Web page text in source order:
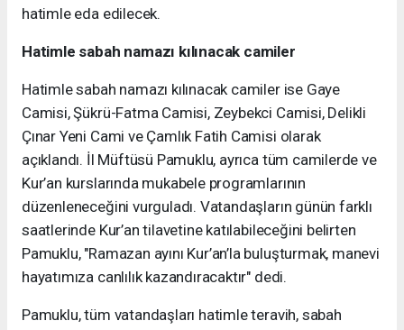
hatimle eda edilecek.
Hatimle sabah namazı kılınacak camiler
Hatimle sabah namazı kılınacak camiler ise Gaye
Camisi, Şükrü-Fatma Camisi, Zeybekci Camisi, Delikli
Çınar Yeni Cami ve Çamlık Fatih Camisi olarak
açıklandı. İl Müftüsü Pamuklu, ayrıca tüm camilerde ve
Kur’an kurslarında mukabele programlarının
düzenleneceğini vurguladı. Vatandaşların günün farklı
saatlerinde Kur’an tilavetine katılabileceğini belirten
Pamuklu, "Ramazan ayını Kur’an’la buluşturmak, manevi
hayatımıza canlılık kazandıracaktır" dedi.
Pamuklu, tüm vatandaşları hatimle teravih, sabah